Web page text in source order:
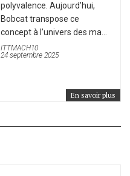
polyvalence. Aujourd’hui,
Bobcat transpose ce
concept à l’univers des ma...
ITTMACH10
24 septembre 2025
En savoir plus